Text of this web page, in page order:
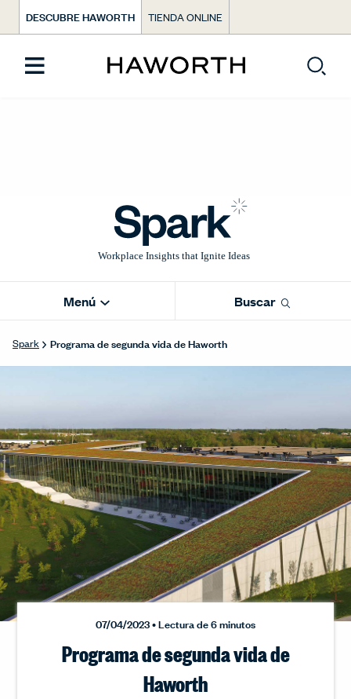
DESCUBRE HAWORTH TIENDA ONLINE
Menú Buscar
Spark Programa de segunda vida de Haworth
07/04/2023 • Lectura de 6 minutos
Programa de segunda vida de
Haworth